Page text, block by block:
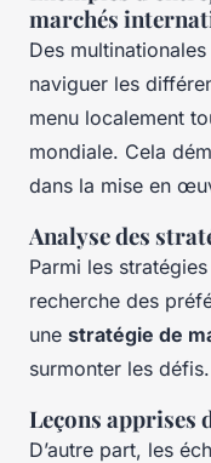
marchés
Des
naviguer les
menu localement
mondiale. Cela
dans la mise en
Analyse des
Parmi les
recherche des
une stratégie de
surmonter les défis.
Leçons apprises
D’autre part, les